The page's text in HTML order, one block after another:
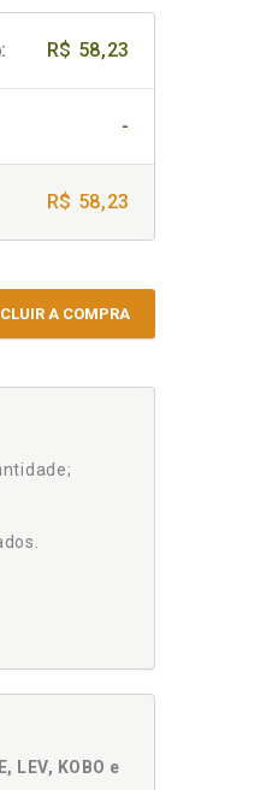
: R$ 58,23
-
R$ 58,23
A COMPRA
LEV, KOBO e